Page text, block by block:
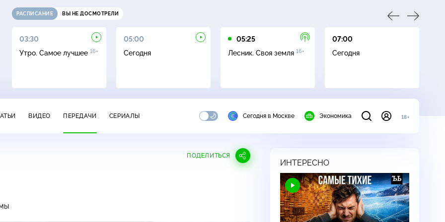
РАСПИСАНИЕ ВЫ НЕ ДОСМОТРЕЛИ
03:30
Утро. Самое лучшее 16+
05:00
Сегодня
05:25
Лесник. Своя земля 16+
07:00
Сегодня
ВИДЕО ПЕРЕДАЧИ СЕРИАЛЫ Сегодня в Москве Экономика 18+
ПОДЕЛИТЬСЯ
ИНТЕРЕСНО